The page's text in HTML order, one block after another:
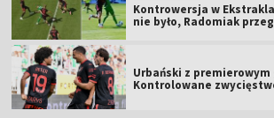
Kontrowersja w
nie było, Radomiak
Urbański z premierowym
Kontrolowane